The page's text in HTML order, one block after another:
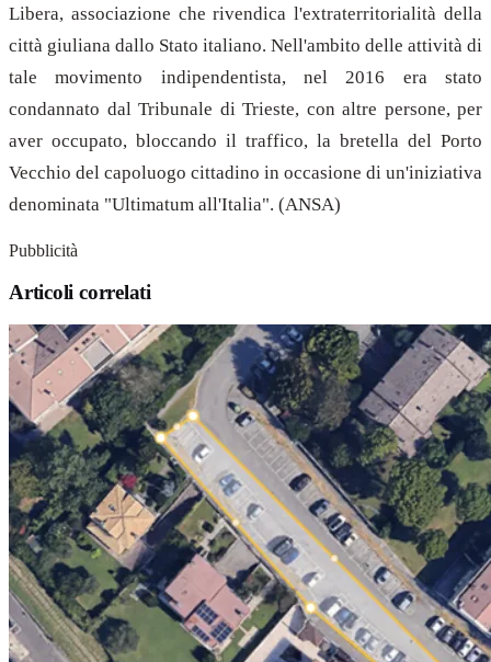
Libera, associazione che rivendica l'extraterritorialità della
città giuliana dallo Stato italiano. Nell'ambito delle attività di
tale movimento indipendentista, nel 2016 era stato
condannato dal Tribunale di Trieste, con altre persone, per
aver occupato, bloccando il traffico, la bretella del Porto
Vecchio del capoluogo cittadino in occasione di un'iniziativa
denominata "Ultimatum all'Italia". (ANSA)
Pubblicità
Articoli correlati